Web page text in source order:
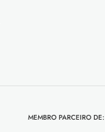
MEMBRO PARCEIRO DE: